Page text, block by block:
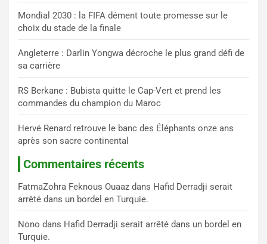
h
e
r
Mondial 2030 : la FIFA dément toute promesse sur le
choix du stade de la finale
Angleterre : Darlin Yongwa décroche le plus grand défi de
sa carrière
RS Berkane : Bubista quitte le Cap-Vert et prend les
commandes du champion du Maroc
Hervé Renard retrouve le banc des Éléphants onze ans
après son sacre continental
Commentaires récents
FatmaZohra Feknous Ouaaz dans Hafid Derradji serait
arrêté dans un bordel en Turquie.
Nono dans Hafid Derradji serait arrêté dans un bordel en
Turquie.